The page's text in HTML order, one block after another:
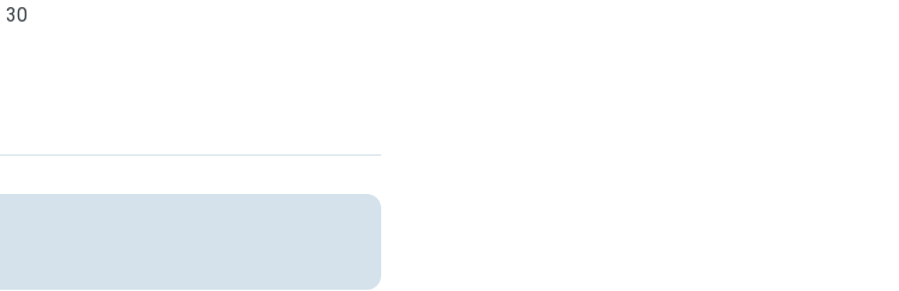
30